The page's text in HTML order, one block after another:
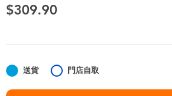
夏日用品
任天堂 Switch
$309.90
送貨 門店自取